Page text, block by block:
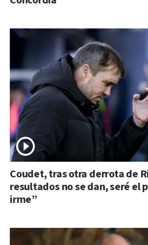
Coudet, tras otra derrota de
resultados no se dan, seré el
irme”